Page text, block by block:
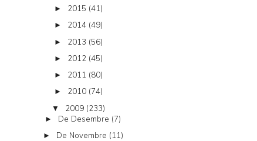
► 2015 (41)
► 2014 (49)
► 2013 (56)
► 2012 (45)
► 2011 (80)
► 2010 (74)
▼ 2009 (233)
► De Desembre (7)
► De Novembre (11)